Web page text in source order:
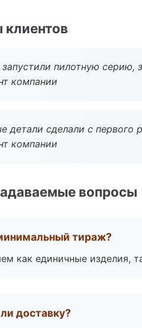
пилотную серию,
компании
детали сделали с первого
компании
вопросы
тираж?
как единичные изделия,
доставку?